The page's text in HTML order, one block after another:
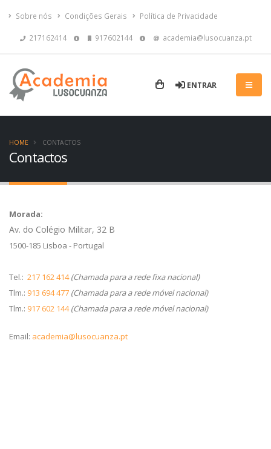
Sobre nós Condições Gerais Política de Privacidade
217162414 917602144 academia@lusocuanza.pt
ENTRAR
Contactos
HOME CONTACTOS
Morada:
Av. do Colégio Militar, 32 B
1500-185 Lisboa - Portugal
Tel.: 217 162 414 (Chamada para a rede fixa nacional)
Tlm.: 913 694 477 (Chamada para a rede móvel nacional)
Tlm.: 917 602 144 (Chamada para a rede móvel nacional)
Email: academia@lusocuanza.pt